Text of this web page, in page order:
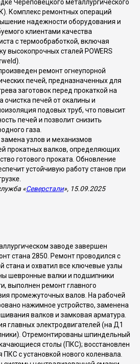
Череповецкого металлургического
Комплекс ремонтных операций
надежности оборудования и
клиентами качества
с термообработкой, включая
высокопрочных сталей POWERS
ремонт огнеупорной
печей, предназначенных для
заготовок перед прокаткой на
очистка печей от окалины и
подовых труб, что повысит
печей и позволит снизить
газа.
узлов и механизмов
прокатных валков, определяющих
готового проката. Обновление
устойчивую работу станов при
«Северстали», 15.09.2025
заводе завершен
стана 2850. Ремонт проводился с
стана и охватил все ключевые узлы
шевронные валки и подшипники
выполнен ремонт главного
промежуточных валов. На рабочей
нажимное устройство, заменена
валков и замковая арматура.
главных электродвигателей (на Д1
Отремонтированы шпиндельный
столы (ПКС); восстановлен
с установкой нового коленвала.